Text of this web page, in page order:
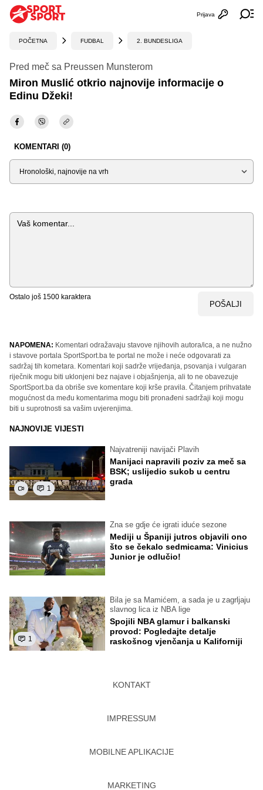
Otvori
Prijava
POČETNA FUDBAL 2. BUNDESLIGA
Pred meč sa Preussen Munsterom
Miron Muslić otkrio najnovije informacije o
Edinu Džeki!
KOMENTARI (0)
Sortiraj
Komentar
Ostalo još 1500 karaktera
POŠALJI
NAPOMENA: Komentari odražavaju stavove njihovih autora/ica, a ne nužno
i stavove portala SportSport.ba te portal ne može i neće odgovarati za
sadržaj tih kometara. Komentari koji sadrže vrijeđanja, psovanja i vulgaran
riječnik mogu biti uklonjeni bez najave i objašnjenja, ali to ne obavezuje
SportSport.ba da obriše sve komentare koji krše pravila. Čitanjem prihvatate
mogućnost da među komentarima mogu biti pronađeni sadržaji koji mogu
biti u suprotnosti sa vašim uvjerenjima.
NAJNOVIJE VIJESTI
1
Najvatreniji navijači Plavih
Manijaci napravili poziv za meč sa
BSK; uslijedio sukob u centru
grada
Zna se gdje će igrati iduće sezone
Mediji u Španiji jutros objavili ono
što se čekalo sedmicama: Vinicius
Junior je odlučio!
1
Bila je sa Mamićem, a sada je u zagrljaju
slavnog lica iz NBA lige
Spojili NBA glamur i balkanski
provod: Pogledajte detalje
raskošnog vjenčanja u Kaliforniji
KONTAKT
IMPRESSUM
MOBILNE APLIKACIJE
MARKETING